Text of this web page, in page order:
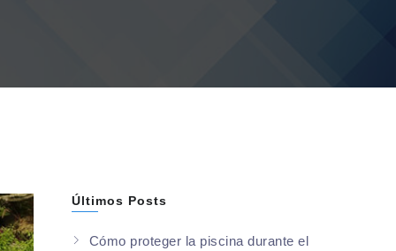
Últimos Posts
Cómo proteger la piscina durante el